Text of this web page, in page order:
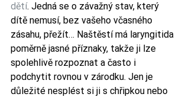
dětí. Jedná se o závažný stav, který
dítě nemusí, bez vašeho včasného
zásahu, přežít… Naštěstí má laryngitida
poměrně jasné příznaky, takže ji lze
spolehlivě rozpoznat a často i
podchytit rovnou v zárodku. Jen je
důležité nesplést si ji s chřipkou nebo